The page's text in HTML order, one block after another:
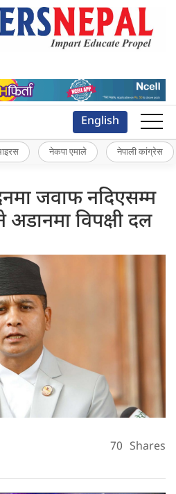
English
नेकपा एमाले नेपाली कांग्रेस
जवाफ नदिएसम्म
विपक्षी दल
70 Shares